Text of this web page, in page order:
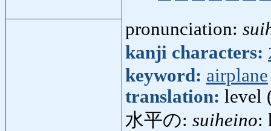
pronunciation:
kanji characters:
keyword: airplane
translation: level
水平の: suiheino: